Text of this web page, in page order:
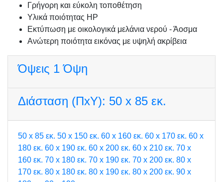
Γρήγορη και εύκολη τοποθέτηση
Υλικά ποιότητας HP
Εκτύπωση με οικολογικά μελάνια νερού - Άοσμα
Ανώτερη ποιότητα εικόνας με υψηλή ακρίβεια
Όψεις 1 Όψη
Διάσταση (ΠxΥ): 50 x 85 εκ.
50 x 85 εκ. 50 x 150 εκ. 60 x 160 εκ. 60 x 170 εκ. 60 x
180 εκ. 60 x 190 εκ. 60 x 200 εκ. 60 x 210 εκ. 70 x
160 εκ. 70 x 180 εκ. 70 x 190 εκ. 70 x 200 εκ. 80 x
170 εκ. 80 x 180 εκ. 80 x 190 εκ. 80 x 200 εκ. 90 x